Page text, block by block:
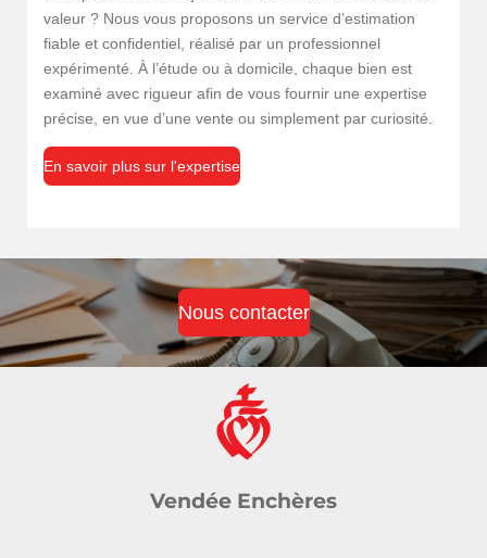
valeur ? Nous vous proposons un service d’estimation
fiable et confidentiel, réalisé par un professionnel
expérimenté. À l’étude ou à domicile, chaque bien est
examiné avec rigueur afin de vous fournir une expertise
précise, en vue d’une vente ou simplement par curiosité.
En savoir plus sur l'expertise
Nous contacter
Vendée Enchères